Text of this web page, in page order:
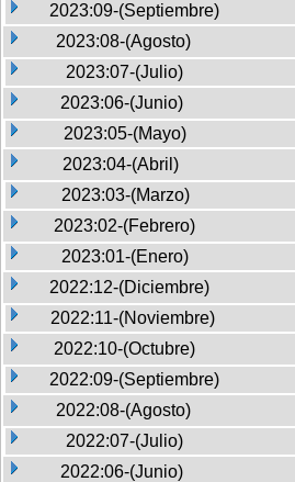
2023:09-(Septiembre)
2023:08-(Agosto)
2023:07-(Julio)
2023:06-(Junio)
2023:05-(Mayo)
2023:04-(Abril)
2023:03-(Marzo)
2023:02-(Febrero)
2023:01-(Enero)
2022:12-(Diciembre)
2022:11-(Noviembre)
2022:10-(Octubre)
2022:09-(Septiembre)
2022:08-(Agosto)
2022:07-(Julio)
2022:06-(Junio)